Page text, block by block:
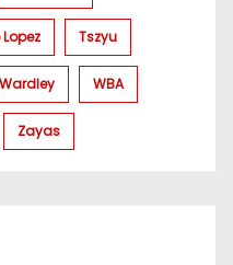
Tszyu
Wardley WBA
Zayas